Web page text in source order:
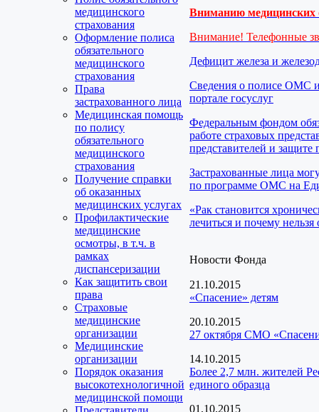
медицинского
страхования
Оформление полиса
обязательного
медицинского
страхования
Права
застрахованного лица
Медицинская помощь
по полису
обязательного
медицинского
страхования
Получение справки
об оказанных
медицинских услугах
Профилактические
медицинские
осмотры, в т.ч. в
рамках
диспансеризации
Как защитить свои
права
Страховые
медицинские
организации
Медицинские
организации
Порядок оказания
высокотехнологичной
медицинской помощи
Вниманию медицинских
Внимание! Телефонные
Дефицит железа и
Сведения о полисе ОМС
портале госуслуг
Федеральным фондом
работе страховых
представителей и защите
Застрахованные лица
по программе ОМС на
«Рак становится
лечиться и почему нельзя
Новости Фонда
21.10.2015
«Спасение» детям
20.10.2015
27 октября СМО
14.10.2015
Более 2,7 млн. жителей
единого образца
01.10.2015